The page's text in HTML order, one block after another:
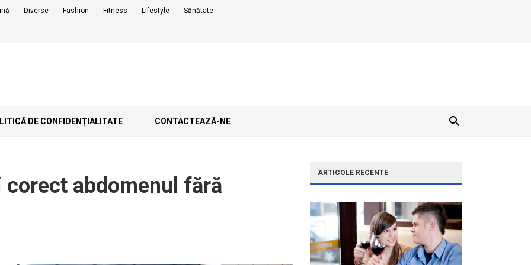
Diverse Fashion Fitness Lifestyle Sănătate
DE CONFIDENȚIALITATE CONTACTEAZĂ-NE
abdomenul fără
ARTICOLE RECENTE